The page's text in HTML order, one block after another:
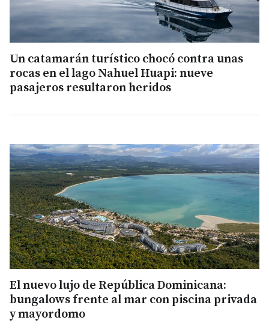
Un catamarán turístico chocó contra unas
rocas en el lago Nahuel Huapi: nueve
pasajeros resultaron heridos
El nuevo lujo de República Dominicana:
bungalows frente al mar con piscina privada
y mayordomo